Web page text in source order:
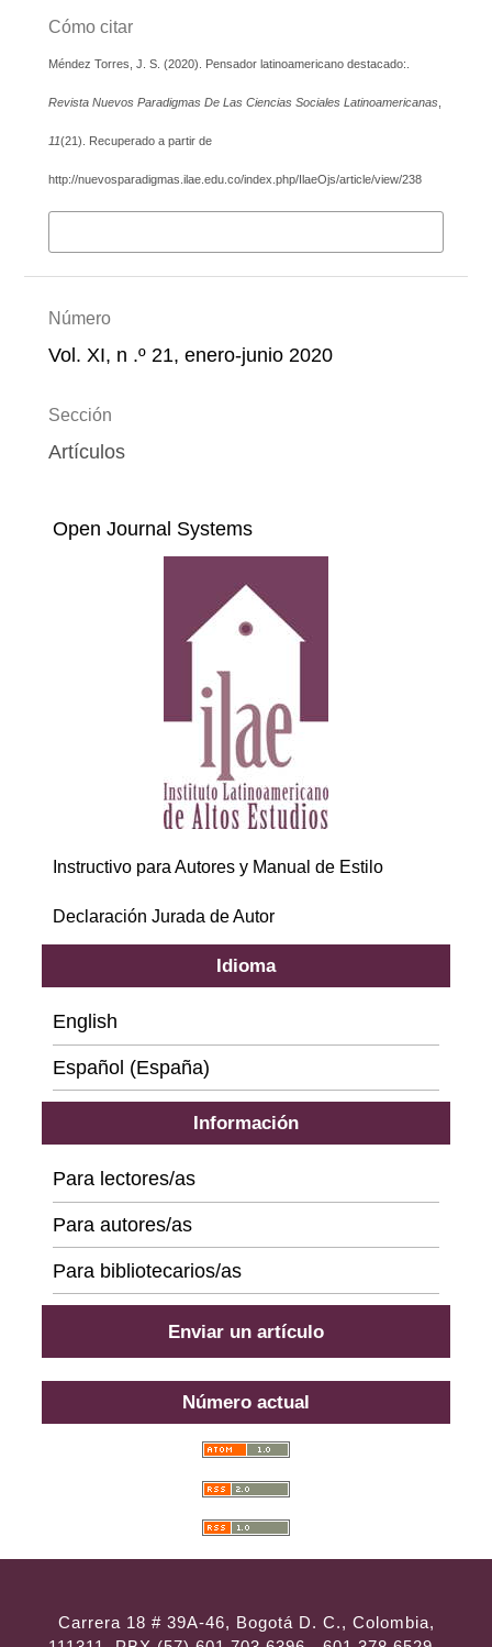
Cómo citar
Méndez Torres, J. S. (2020). Pensador latinoamericano destacado:.
Revista Nuevos Paradigmas De Las Ciencias Sociales Latinoamericanas,
11(21). Recuperado a partir de
http://nuevosparadigmas.ilae.edu.co/index.php/IlaeOjs/article/view/238
Número
Vol. XI, n .º 21, enero-junio 2020
Sección
Artículos
Open Journal Systems
Instructivo para Autores y Manual de Estilo
Declaración Jurada de Autor
Idioma
English
Español (España)
Información
Para lectores/as
Para autores/as
Para bibliotecarios/as
Enviar un artículo
Número actual
Carrera 18 # 39A-46, Bogotá D. C., Colombia,